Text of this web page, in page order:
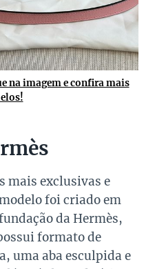
na imagem e confira mais
mais exclusivas e
foi criado em
da Hermès,
formato de
uma aba esculpida e